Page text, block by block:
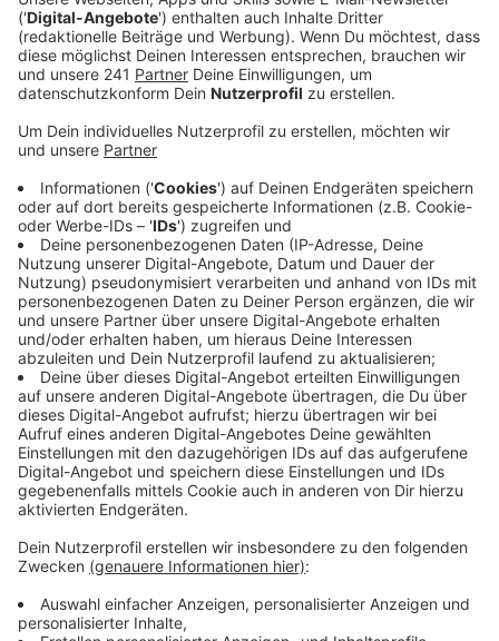
Heute Mittag (10.07.) fällt im Leverkusener Rathaus
eine wichtige Entscheidung zur Kommunalwahl im
September. Die Mitglieder diskutieren und
entscheiden, wer für die Oberbürgermeister-, die
Rats-, die Bezirksvertretungs- und die Integrationsrat-
Wahl zugelassen wird. Der Wahlausschuss überprüft,
Anforderungen entsprechen und entscheidet
anschließend über die Zulassung. Nach der Wahl ist der
Ausschuss für die Überprüfung des Ergebnisses
zuständig und verkündet es.
Anzeige
Welche Voraussetzungen müssen erfüllt
werden?
Anzeige
Wer bei der Oberbürgermeisterwahl auf dem
Stimmzettel stehen möchte, muss zum Beispiel
mindestens 23 Jahre alt sein und die
Staatsbürgerschaft eines EU-Landes besitzen.